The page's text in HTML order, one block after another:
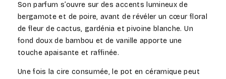
Son parfum s’ouvre sur des accents lumineux de
bergamote et de poire, avant de révéler un cœur floral
de fleur de cactus, gardénia et pivoine blanche. Un
fond doux de bambou et de vanille apporte une
touche apaisante et raffinée.
Une fois la cire consumée, le pot en céramique peut